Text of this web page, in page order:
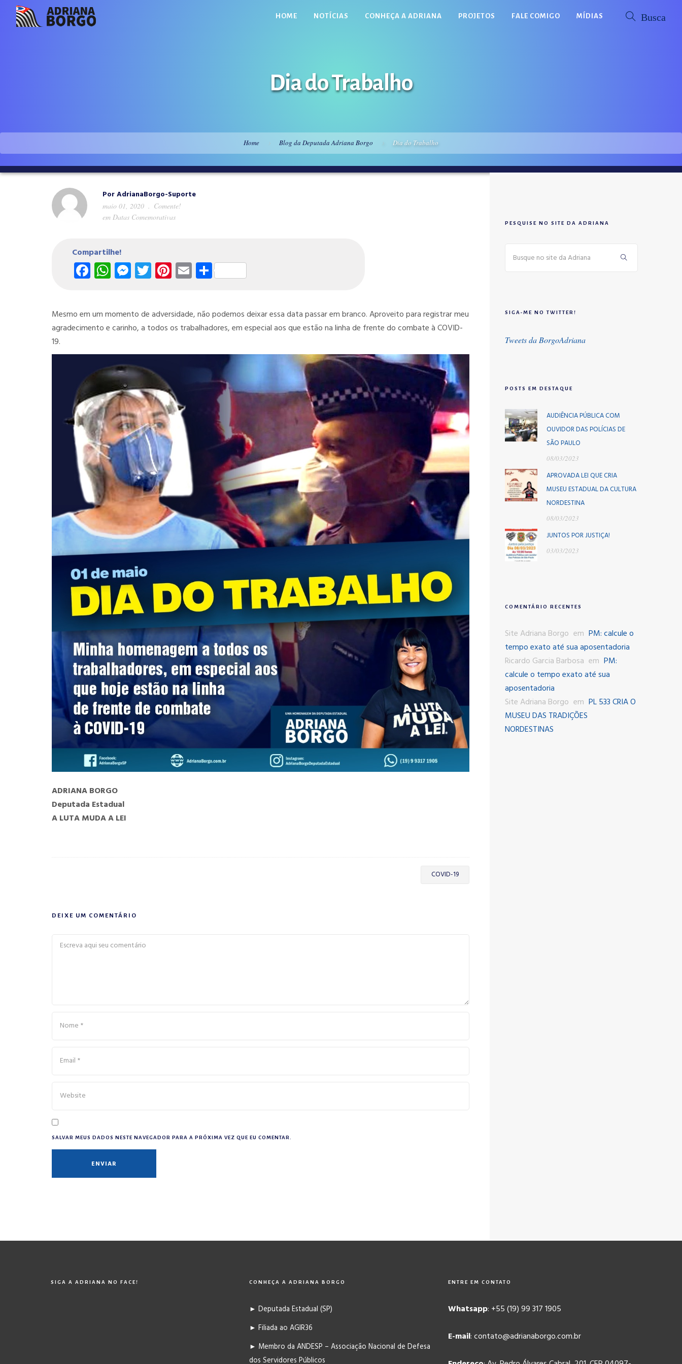
HOME NOTÍCIAS CONHEÇA A ADRIANA PROJETOS FALE COMIGO MÍDIAS
Dia do Trabalho
Home Blog da Deputada Adriana Borgo Dia do Trabalho
PorAdrianaBorgo-Suporte
maio 01, 2020
Comente!
em Datas Comemorativas
Compartilhe!
Facebook
WhatsApp
Messenger
Twitter
Pinterest
Email
Share
Mesmo em um momento de adversidade, não podemos deixar essa data passar em branco. Aproveito para registrar meu
agradecimento e carinho, a todos os trabalhadores, em especial aos que estão na linha de frente do combate à COVID-
19.
ADRIANA BORGO
Deputada Estadual
A LUTA MUDA A LEI
COVID-19
DEIXE UM COMENTÁRIO
SALVAR MEUS DADOS NESTE NAVEGADOR PARA A PRÓXIMA VEZ QUE EU COMENTAR.
PESQUISE NO SITE DA ADRIANA
SIGA-ME NO TWITTER!
Tweets da BorgoAdriana
POSTS EM DESTAQUE
AUDIÊNCIA PÚBLICA COM
OUVIDOR DAS POLÍCIAS DE
SÃO PAULO
08/03/2023
APROVADA LEI QUE CRIA
MUSEU ESTADUAL DA CULTURA
NORDESTINA
08/03/2023
JUNTOS POR JUSTIÇA!
03/03/2023
COMENTÁRIO RECENTES
Site Adriana Borgo em PM: calcule o
tempo exato até sua aposentadoria
Ricardo Garcia Barbosa em PM:
calcule o tempo exato até sua
aposentadoria
Site Adriana Borgo em PL 533 CRIA O
MUSEU DAS TRADIÇÕES
NORDESTINAS
SIGA A ADRIANA NO FACE! CONHEÇA A ADRIANA BORGO
► Deputada Estadual (SP)
► Filiada ao AGIR36
► Membro da ANDESP – Associação Nacional de Defesa
dos Servidores Públicos
ENTRE EM CONTATO
Whatsapp: +55 (19) 99 317 1905
E-mail: contato@adrianaborgo.com.br